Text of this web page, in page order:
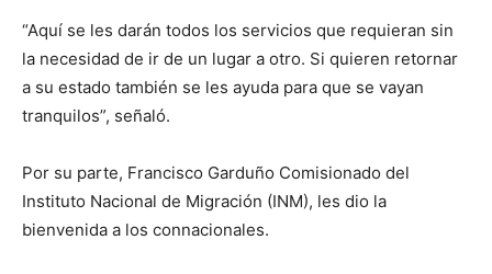
“Aquí se les darán todos los servicios que requieran sin
la necesidad de ir de un lugar a otro. Si quieren retornar
a su estado también se les ayuda para que se vayan
tranquilos”, señaló.
Por su parte, Francisco Garduño Comisionado del
Instituto Nacional de Migración (INM), les dio la
bienvenida a los connacionales.